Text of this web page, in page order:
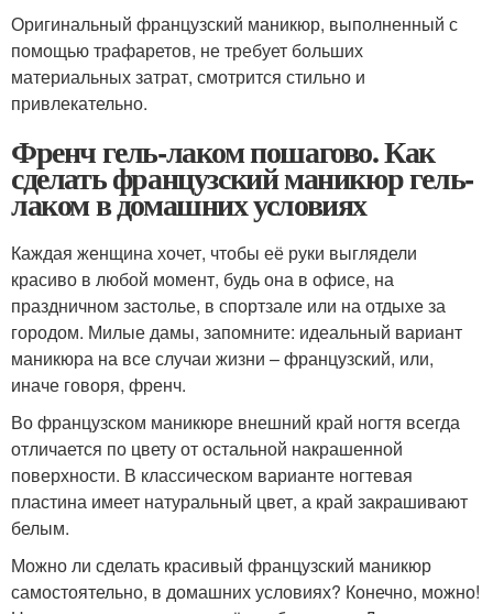
Оригинальный французский маникюр, выполненный с
помощью трафаретов, не требует больших
материальных затрат, смотрится стильно и
привлекательно.
Френч гель-лаком пошагово. Как
сделать французский маникюр гель-
лаком в домашних условиях
Каждая женщина хочет, чтобы её руки выглядели
красиво в любой момент, будь она в офисе, на
праздничном застолье, в спортзале или на отдыхе за
городом. Милые дамы, запомните: идеальный вариант
маникюра на все случаи жизни – французский, или,
иначе говоря, френч.
Во французском маникюре внешний край ногтя всегда
отличается по цвету от остальной накрашенной
поверхности. В классическом варианте ногтевая
пластина имеет натуральный цвет, а край закрашивают
белым.
Можно ли сделать красивый французский маникюр
самостоятельно, в домашних условиях? Конечно, можно!